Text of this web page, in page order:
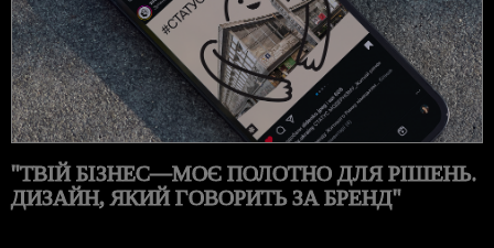
"ТВІЙ БІЗНЕС—МОЄ ПОЛОТНО ДЛЯ РІШЕНЬ.
ДИЗАЙН, ЯКИЙ ГОВОРИТЬ ЗА БРЕНД"